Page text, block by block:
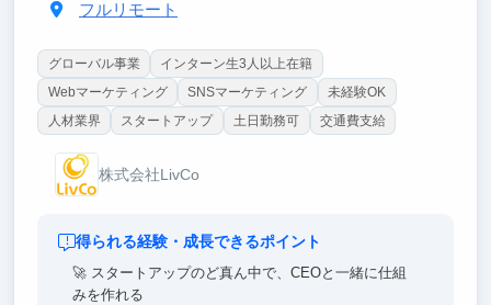
フルリモート
グローバル事業
インターン生3人以上在籍
Webマーケティング
SNSマーケティング
未経験OK
人材業界
スタートアップ 土日勤務可 交通費支給
株式会社LivCo
得られる経験・成長できるポイント
🚀 スタートアップのど真ん中で、CEOと一緒に仕組
みを作れる